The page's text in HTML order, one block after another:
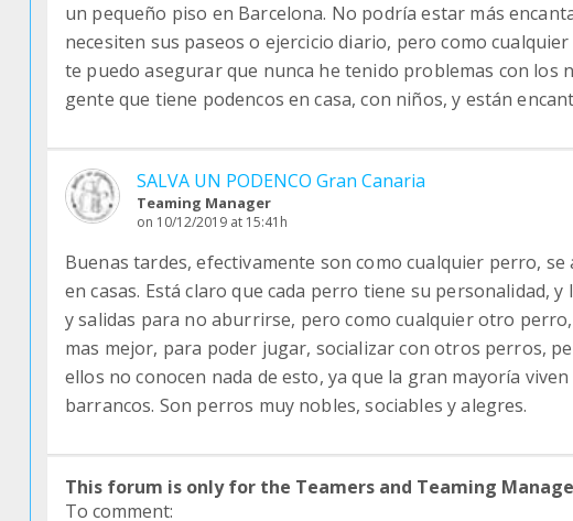
un pequeño piso en Barcelona. No podría estar más
necesiten sus paseos o ejercicio diario, pero como
te puedo asegurar que nunca he tenido problemas con los
gente que tiene podencos en casa, con niños, y están
SALVA UN PODENCO Gran Canaria
Teaming Manager
on 10/12/2019 at 15:41h
Buenas tardes, efectivamente son como cualquier perro,
en casas. Está claro que cada perro tiene su personalidad,
y salidas para no aburrirse, pero como cualquier otro
mas mejor, para poder jugar, socializar con otros perros,
ellos no conocen nada de esto, ya que la gran mayoría
barrancos. Son perros muy nobles, sociables y alegres.
This forum is only for the Teamers and Teaming
To comment: